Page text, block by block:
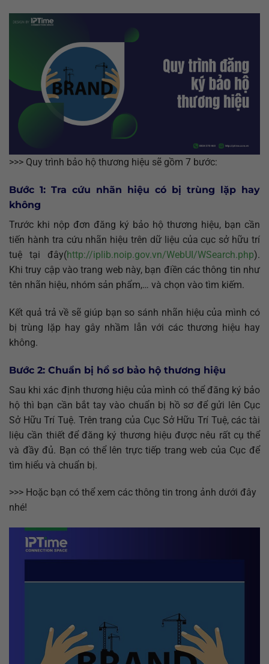
>>> Quy trình bảo hộ thương hiệu sẽ gồm 7 bước:
Bước 1: Tra cứu nhãn hiệu có bị trùng lặp hay
không
Trước khi nộp đơn đăng ký bảo hộ thương hiệu, bạn cần
tiến hành tra cứu nhãn hiệu trên dữ liệu của cục sở hữu trí
tuệ tại đây(http://iplib.noip.gov.vn/WebUI/WSearch.php).
Khi truy cập vào trang web này, bạn điền các thông tin như
tên nhãn hiệu, nhóm sản phẩm,… và chọn vào tìm kiếm.
Kết quả trả về sẽ giúp bạn so sánh nhãn hiệu của mình có
bị trùng lặp hay gây nhầm lẫn với các thương hiệu hay
không.
Bước 2: Chuẩn bị hồ sơ bảo hộ thương hiệu
Sau khi xác định thương hiệu của mình có thể đăng ký bảo
hộ thì bạn cần bắt tay vào chuẩn bị hồ sơ để gửi lên Cục
Sở Hữu Trí Tuệ. Trên trang của Cục Sở Hữu Trí Tuệ, các tài
liệu cần thiết để đăng ký thương hiệu được nêu rất cụ thể
và đầy đủ. Bạn có thể lên trực tiếp trang web của Cục để
tìm hiểu và chuẩn bị.
>>> Hoặc bạn có thể xem các thông tin trong ảnh dưới đây
nhé!